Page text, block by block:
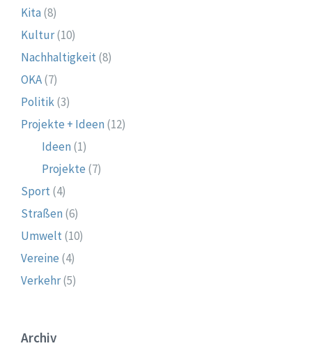
Kita (8)
Kultur(10)
Nachhaltigkeit(8)
OKA(7)
Politik(3)
Projekte + Ideen (12)
Ideen (1)
Projekte (7)
Sport(4)
Straßen (6)
Umwelt(10)
Vereine (4)
Verkehr(5)
Archiv